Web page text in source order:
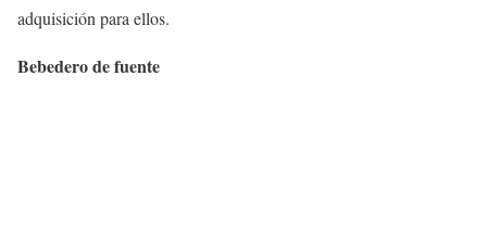
adquisición para ellos.
Bebedero de fuente